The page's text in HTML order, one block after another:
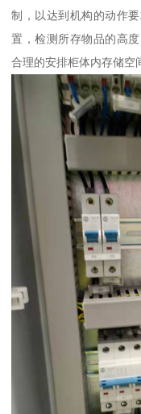
制，以达到机构的动作
置，检测所存物品的高
合理的安排柜体内存储空